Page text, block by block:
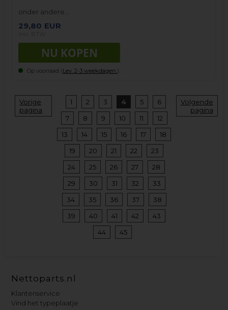
onder andere…
29,80 EUR
Op voorraad (Lev. 2-3 weekdagen. ).
Vorige
pagina
1 2 3 4 5
6
7
8 9 10 11
12
13
14 15 16 17
18
19
20 21 22
23
24
25 26 27
28
29
30 31 32
33
34
35 36 37
38
39
40 41 42
43
44
45
Volgende
pagina
Nettoparts.nl
Klantenservice
Vind het typeplaatje